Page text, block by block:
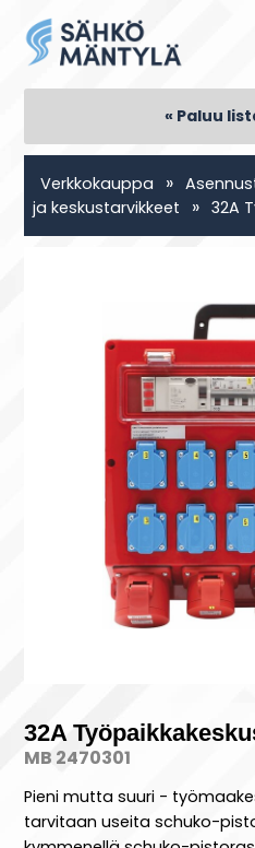
« Paluu
Verkkokauppa »
ja keskustarvikkeet
» 32A
32A
MB 2470301
Pieni mutta suuri -
tarvitaan useita schuko-